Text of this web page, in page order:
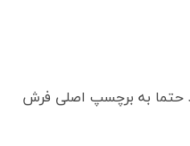
به برچسپ اصلی فرش